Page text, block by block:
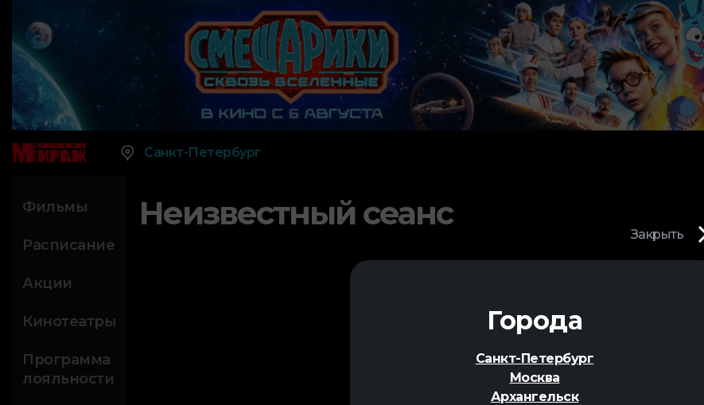
Закрыть
Города
Санкт-Петербург
Москва
Архангельск
Санкт-Петербург
Фильмы
Расписание
Акции
Кинотеатры
Программа
лояльности
Неизвестный сеанс